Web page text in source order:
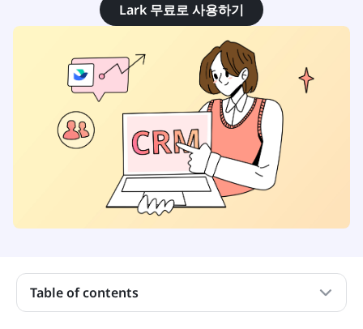
Lark 무료로 사용하기
Table of contents